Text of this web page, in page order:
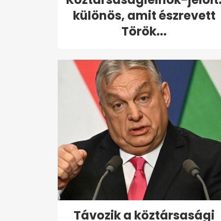
különös, amit észrevett
Török...
Távozik a köztársasági